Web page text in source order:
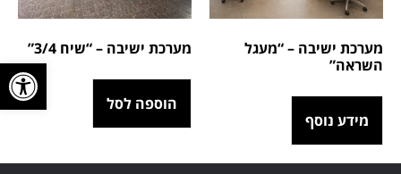
פתח
מערכת ישיבה – “מעגל
השראה”
מידע נוסף
מערכת ישיבה – “שיח 3/4”
הוספה לסל